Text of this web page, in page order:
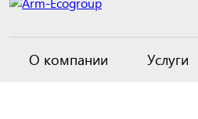
О компании Услуги